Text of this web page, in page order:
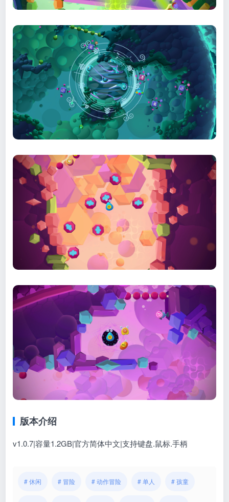
版本介绍
v1.0.7|容量1.2GB|官方简体中文|支持键盘.鼠标.手柄
# 休闲 # 冒险 # 动作冒险 # 单人 # 孩童